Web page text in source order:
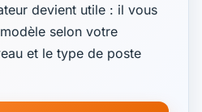
devient utile : il vous
selon votre
et le type de poste